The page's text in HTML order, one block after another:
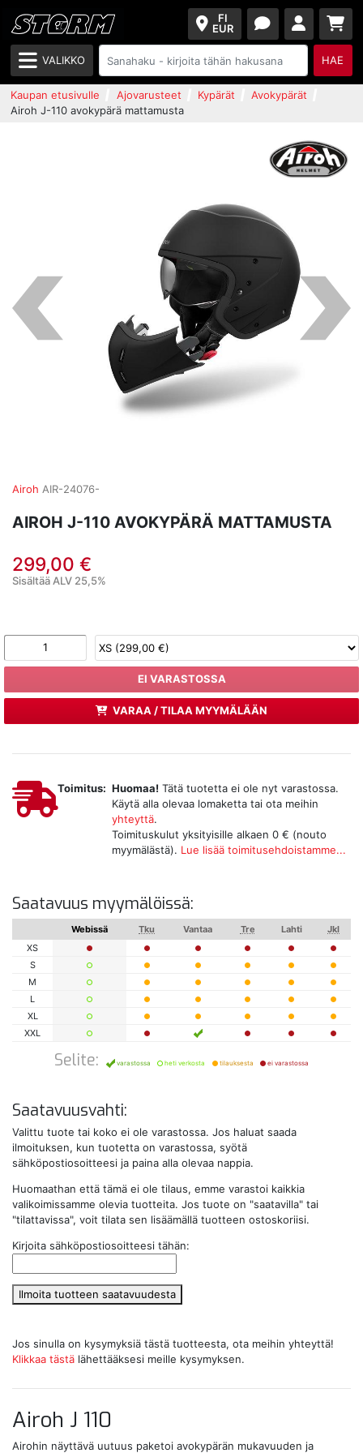
FI
EUR
VALIKKO HAE
Kaupan etusivulle Ajovarusteet Kypärät
Avokypärät
Airoh J-110 avokypärä mattamusta
Airoh AIR-24076-
AIROH J-110 AVOKYPÄRÄ MATTAMUSTA
299,00 €
Sisältää ALV 25,5%
EI VARASTOSSA
VARAA / TILAA MYYMÄLÄÄN
Toimitus: Huomaa! Tätä tuotetta ei ole nyt varastossa.
Käytä alla olevaa lomaketta tai ota meihin
yhteyttä.
Toimituskulut yksityisille alkaen 0 € (nouto
myymälästä). Lue lisää toimitusehdoistamme...
Saatavuus myymälöissä:
Webissä Tku Vantaa Tre Lahti
Jkl
XS
S
M
L
XL
XXL
Selite: varastossa heti verkosta tilauksesta ei varastossa
Saatavuusvahti:
Valittu tuote tai koko ei ole varastossa. Jos haluat saada
ilmoituksen, kun tuotetta on varastossa, syötä
sähköpostiosoitteesi ja paina alla olevaa nappia.
Huomaathan että tämä ei ole tilaus, emme varastoi kaikkia
valikoimissamme olevia tuotteita. Jos tuote on "saatavilla" tai
"tilattavissa", voit tilata sen lisäämällä tuotteen ostoskoriisi.
Kirjoita sähköpostiosoitteesi tähän:
Ilmoita tuotteen saatavuudesta
Jos sinulla on kysymyksiä tästä tuotteesta, ota meihin yhteyttä!
Klikkaa tästä lähettääksesi meille kysymyksen.
Airoh J 110
Airohin näyttävä uutuus paketoi avokypärän mukavuuden ja